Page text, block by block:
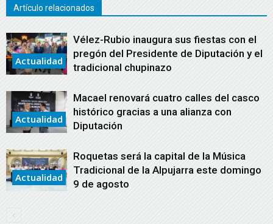
Artículo relacionados
Actualidad
Vélez-Rubio inaugura sus fiestas con el
pregón del Presidente de Diputación y el
tradicional chupinazo
Actualidad
Macael renovará cuatro calles del casco
histórico gracias a una alianza con
Diputación
Actualidad
Roquetas será la capital de la Música
Tradicional de la Alpujarra este domingo
9 de agosto